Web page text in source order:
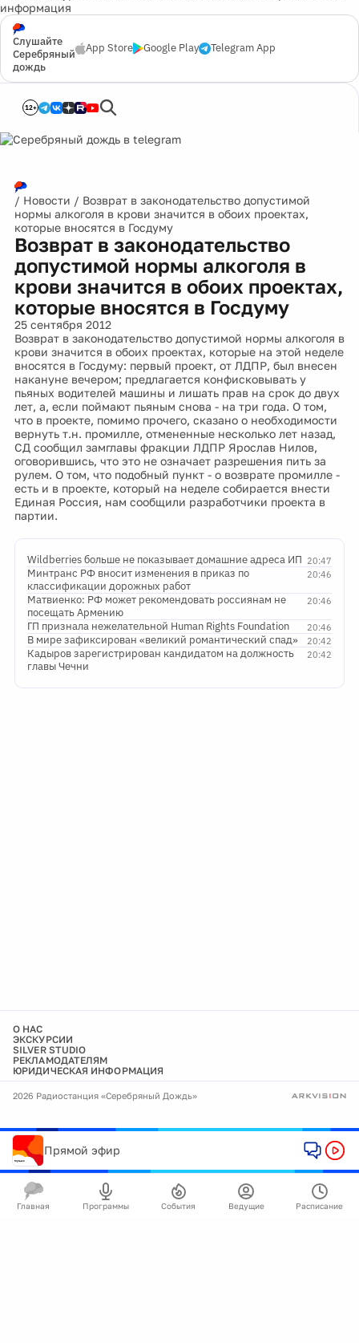
информация
Слушайте
Серебряный
дождь
App Store Google Play Telegram App
12+
/ Новости / Возврат в законодательство допустимой
нормы алкоголя в крови значится в обоих проектах,
которые вносятся в Госдуму
Возврат в законодательство
допустимой нормы алкоголя в
крови значится в обоих проектах,
которые вносятся в Госдуму
25 сентября 2012
Возврат в законодательство допустимой нормы алкоголя в
крови значится в обоих проектах, которые на этой неделе
вносятся в Госдуму: первый проект, от ЛДПР, был внесен
накануне вечером; предлагается конфисковывать у
пьяных водителей машины и лишать прав на срок до двух
лет, а, если поймают пьяным снова - на три года. О том,
что в проекте, помимо прочего, сказано о необходимости
вернуть т.н. промилле, отмененные несколько лет назад,
СД сообщил замглавы фракции ЛДПР Ярослав Нилов,
оговорившись, что это не означает разрешения пить за
рулем. О том, что подобный пункт - о возврате промилле -
есть и в проекте, который на неделе собирается внести
Единая Россия, нам сообщили разработчики проекта в
партии.
20:47
Wildberries больше не показывает домашние адреса ИП
20:46
Минтранс РФ вносит изменения в приказ по
классификации дорожных работ
20:46
Матвиенко: РФ может рекомендовать россиянам не
посещать Армению
20:46
ГП признала нежелательной Human Rights Foundation
20:42
В мире зафиксирован «великий романтический спад»
20:42
Кадыров зарегистрирован кандидатом на должность
главы Чечни
О НАС
ЭКСКУРСИИ
SILVER STUDIO
РЕКЛАМОДАТЕЛЯМ
ЮРИДИЧЕСКАЯ ИНФОРМАЦИЯ
2026 Радиостанция «Серебряный Дождь»
Прямой эфир
Главная Программы События Ведущие Расписание